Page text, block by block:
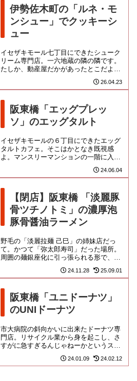
伊勢佐木町の「ルネ・モ
ンシュー」でクッキーシ
ュー
イセザキモール七丁目にできたシューク
リーム専門店。一六地蔵の隣の隣です。
たしか、動産屋だかがあったとこだよ
な。スイーツ店がオープンしたことに全
く気がつかなくって、甘デブとし...26.04.23
阪東橋「エッグプレッ
ソ」のエッグタルト
イセザキモールの６丁目にできたエッグ
タルトカフェ。そこはかとなき既視感
よ。マンスリーマンションの一階に入っ
ているのですが、たしか、以前も「マー
ガレット」って名前のエッグタル...24.06.04
【閉店】阪東橋 「淡麗豚
骨ツチノトミ」の濃厚泡
豚骨醤油ラーメン
野毛の「淡麗拉麺 己巳」の姉妹店だっ
て。かつて「弥太郎寿司」だった場所。
周囲の麺銀座化に引っ張られる形で、こ
こにもラーメン屋が入ったのだけど、内
容は赤湯からみそラーメン風か...
24.11.28 25.09.01
阪東橋「ユニドーナツ」
のUNIドーナツ
市大病院の斜向かいに出来たドーナツ専
門店。リサイクル業から身を起こし、さ
すがに急すぎるんじゃねーかというスピ
ードで事業を拡大をしている
「GRACE」 その飲食ブランドの一つ...
24.01.09 24.02.12